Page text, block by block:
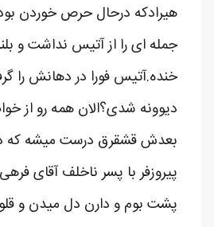
هیرادکه درحال حرص خوردن
جمله ای را از آتیس نداشت و
خنده.آتیس فورا در دهانش را
دیوونه شدی؟الان همه رو از
بعدش قشقرق درست میشه که
پیروزفر با پسر ناخلف آقای
پشت بوم و دارن دل میدن و